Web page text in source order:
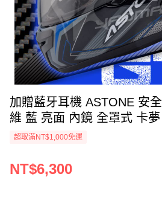
加贈藍牙耳機 ASTONE 安
維 藍 亮面 內鏡 全罩式 卡夢
超取滿NT$1,000免運
NT$6,300